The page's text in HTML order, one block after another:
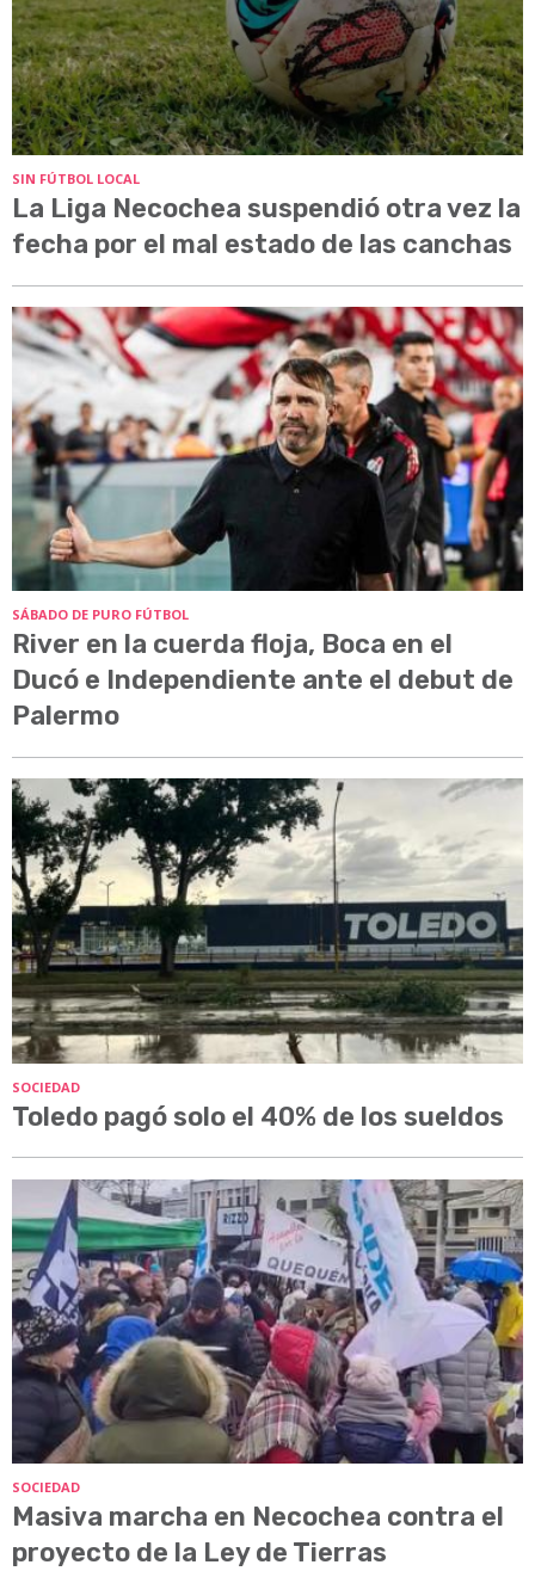
SIN FÚTBOL LOCAL
La Liga Necochea suspendió otra vez la
fecha por el mal estado de las canchas
SÁBADO DE PURO FÚTBOL
River en la cuerda floja, Boca en el
Ducó e Independiente ante el debut de
Palermo
SOCIEDAD
Toledo pagó solo el 40% de los sueldos
SOCIEDAD
Masiva marcha en Necochea contra el
proyecto de la Ley de Tierras